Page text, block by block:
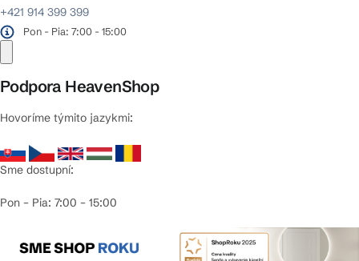
+421 914 399 399
Pon - Pia: 7:00 - 15:00
Podpora HeavenShop
Hovoríme týmito jazykmi:
Sme dostupní:
Pon – Pia: 7:00 – 15:00